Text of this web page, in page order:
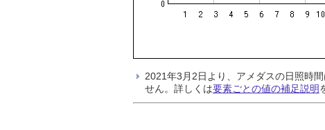
2021年3月2日より、アメダスの日照時
せん。詳しくは要素ごとの値の補足説明